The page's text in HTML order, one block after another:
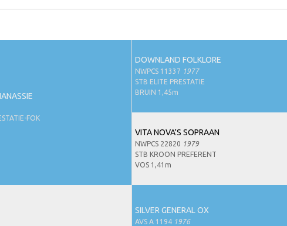
FOK
DOWNLAND FOLKLORE
NWPCS 11337 1977
STB ELITE PRESTATIE
BRUIN 1,45m
VITA NOVA'S SOPRAAN
NWPCS 22820 1979
STB KROON PREFERENT
VOS 1,41m
SILVER GENERAL OX
AVS A 1194 1976